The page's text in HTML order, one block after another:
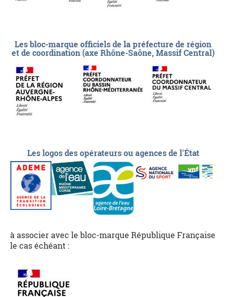
Les bloc-marque officiels de la préfecture de région
et de coordination (axe Rhône-Saône, Massif Central)
Les logos des opérateurs ou agences de l'État
à associer avec le bloc-marque République Française
le cas échéant :